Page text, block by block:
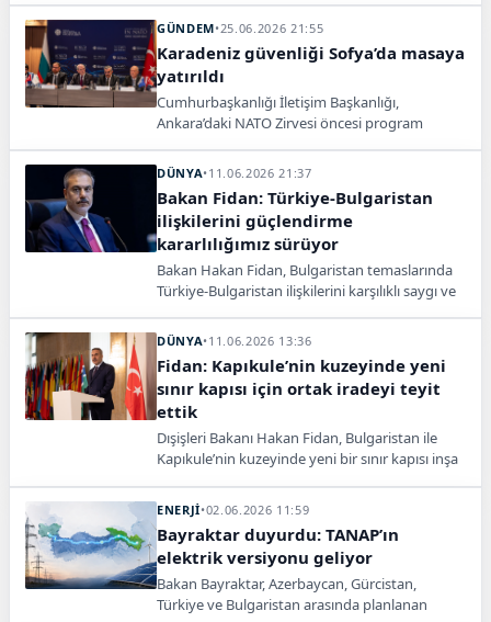
yüzleşmeyi istedi.
GÜNDEM•25.06.2026 21:55
Karadeniz güvenliği Sofya’da masaya
yatırıldı
Cumhurbaşkanlığı İletişim Başkanlığı,
Ankara’daki NATO Zirvesi öncesi program
DÜNYA•11.06.2026 21:37
Bakan Fidan: Türkiye-Bulgaristan
ilişkilerini güçlendirme
kararlılığımız sürüyor
Bakan Hakan Fidan, Bulgaristan temaslarında
Türkiye-Bulgaristan ilişkilerini karşılıklı saygı ve
olduklarını vurguladı.
DÜNYA•11.06.2026 13:36
Fidan: Kapıkule’nin kuzeyinde yeni
sınır kapısı için ortak iradeyi teyit
ettik
Dışişleri Bakanı Hakan Fidan, Bulgaristan ile
Kapıkule’nin kuzeyinde yeni bir sınır kapısı inşa
edildiğini açıkladı.
ENERJİ•02.06.2026 11:59
Bayraktar duyurdu: TANAP’ın
elektrik versiyonu geliyor
Bakan Bayraktar, Azerbaycan, Gürcistan,
Türkiye ve Bulgaristan arasında planlanan